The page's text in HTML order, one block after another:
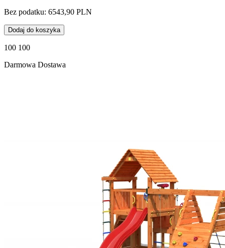
Bez podatku: 6543,90 PLN
Dodaj do koszyka
100 100
Darmowa Dostawa